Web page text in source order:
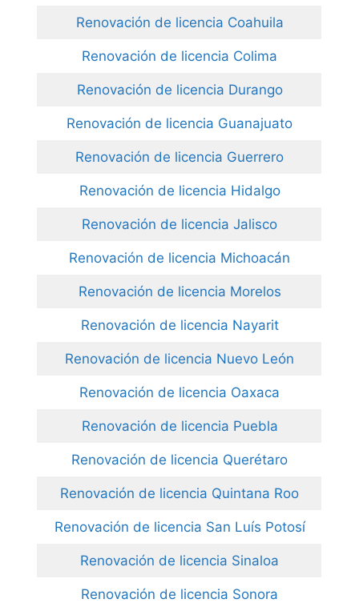
Renovación de licencia Coahuila
Renovación de licencia Colima
Renovación de licencia Durango
Renovación de licencia Guanajuato
Renovación de licencia Guerrero
Renovación de licencia Hidalgo
Renovación de licencia Jalisco
Renovación de licencia Michoacán
Renovación de licencia Morelos
Renovación de licencia Nayarit
Renovación de licencia Nuevo León
Renovación de licencia Oaxaca
Renovación de licencia Puebla
Renovación de licencia Querétaro
Renovación de licencia Quintana Roo
Renovación de licencia San Luís Potosí
Renovación de licencia Sinaloa
Renovación de licencia Sonora